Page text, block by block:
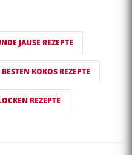
JAUSE REZEPTE
BESTEN KOKOS REZEPTE
REZEPTE